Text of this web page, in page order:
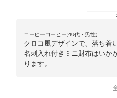
コーヒーコーヒー(40代・男性)
クロコ風デザインで、落ち着
名刺入れ付きミニ財布はいか
ります。